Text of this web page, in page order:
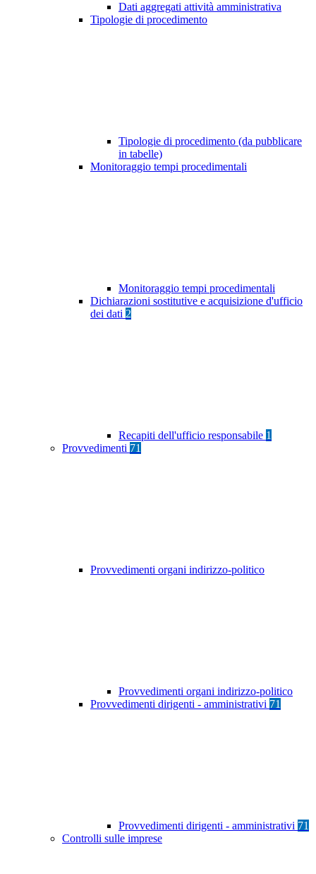
Dati aggregati attività amministrativa
Tipologie di procedimento
Tipologie di procedimento (da pubblicare
in tabelle)
Monitoraggio tempi procedimentali
Monitoraggio tempi procedimentali
Dichiarazioni sostitutive e acquisizione d'ufficio
dei dati 2
Recapiti dell'ufficio responsabile 1
Provvedimenti 71
Provvedimenti organi indirizzo-politico
Provvedimenti organi indirizzo-politico
Provvedimenti dirigenti - amministrativi 71
Provvedimenti dirigenti - amministrativi 71
Controlli sulle imprese